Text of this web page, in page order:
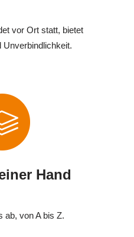
vor Ort statt, bietet
Unverbindlichkeit.
Hand
ab, von A bis Z.